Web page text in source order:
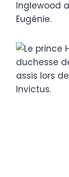
Inglewood
Eugénie.